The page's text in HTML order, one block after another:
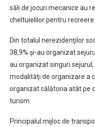
săli de jocuri mecanice au
cheltuielilor pentru recreere.
Din totalul nerezidenţilor
38,9% şi-au organizat
au organizat singuri
modalităţi de organizare a
organizat călătoria atât pe
turism.
Principalul mijloc de